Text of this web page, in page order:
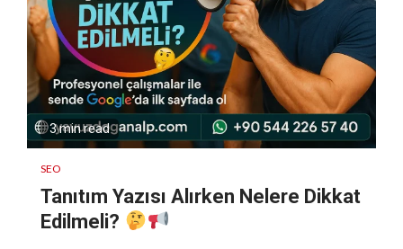
3 min read
SEO
Tanıtım Yazısı Alırken Nelere Dikkat
Edilmeli?